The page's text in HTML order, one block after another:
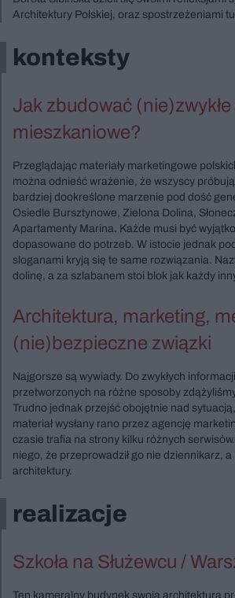
Architektury Polskiej, oraz spostrzeżeniami
konteksty
Jak zbudować
mieszkaniowe?
Przeglądając materiały marketingowe
można odnieść wrażenie, że wszyscy
bardziej dookreślone marzenie pod dość
Osiedle Bursztynowe, Zielona Dolina,
Apartamenty Marina. Każde musi być
dopasowane do potrzeb. W istocie jednak
sloganami kryją się te same rozwiązania.
dolinę, a za szlabanem stoi blok jak każdy
Architektura, marketing,
(nie)bezpieczne związki
Najgorsze są wywiady. Do zwykłych
przetworzonych na różne sposoby
Trudno jednak przejść obojętnie nad
materiał wysłany rano przez agencję
czasie trafia na strony kilku różnych
niego, że przeprowadził go nie dziennikarz,
architektury.
realizacje
Szkoła na Służewcu /
Ten kameralny budynek swoją architekturą